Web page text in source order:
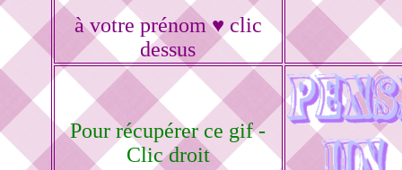
à votre prénom ♥ clic
dessus
Pour récupérer ce gif -
Clic droit